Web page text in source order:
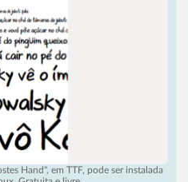
Hand", em TTF, pode ser instalada